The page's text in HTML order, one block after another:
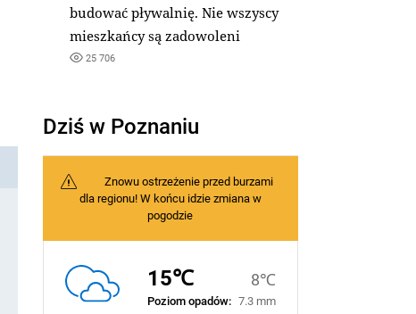
budować pływalnię. Nie wszyscy
mieszkańcy są zadowoleni
25 706
Dziś w Poznaniu
Znowu ostrzeżenie przed burzami
dla regionu! W końcu idzie zmiana w
pogodzie
15℃ 8℃
Poziom opadów: 7.3 mm